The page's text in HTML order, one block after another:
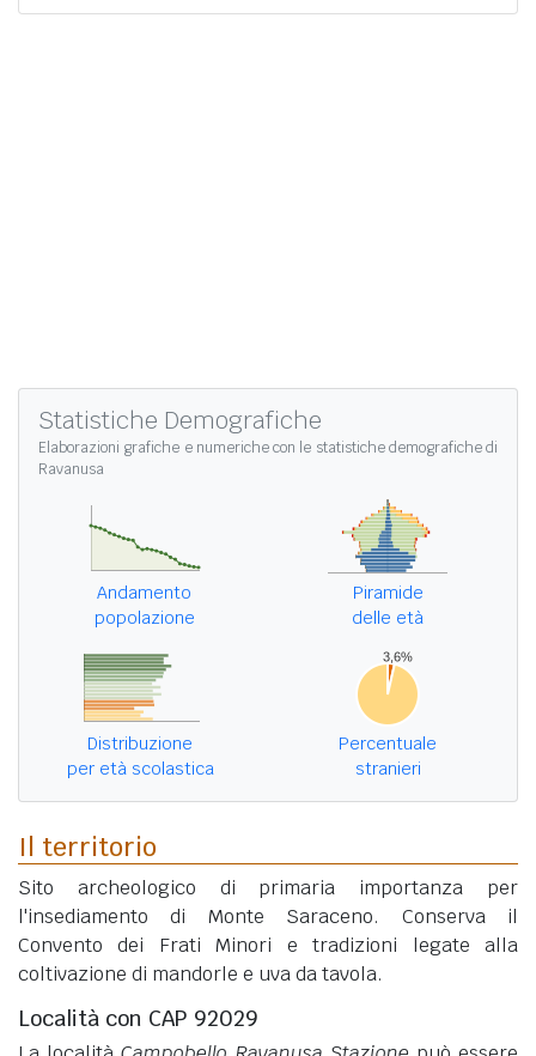
Statistiche Demografiche
Elaborazioni grafiche e numeriche con le statistiche demografiche di
Ravanusa
Andamento
popolazione
Piramide
delle età
Distribuzione
per età scolastica
Percentuale
stranieri
Il territorio
Sito archeologico di primaria importanza per
l'insediamento di Monte Saraceno. Conserva il
Convento dei Frati Minori e tradizioni legate alla
coltivazione di mandorle e uva da tavola.
Località con CAP 92029